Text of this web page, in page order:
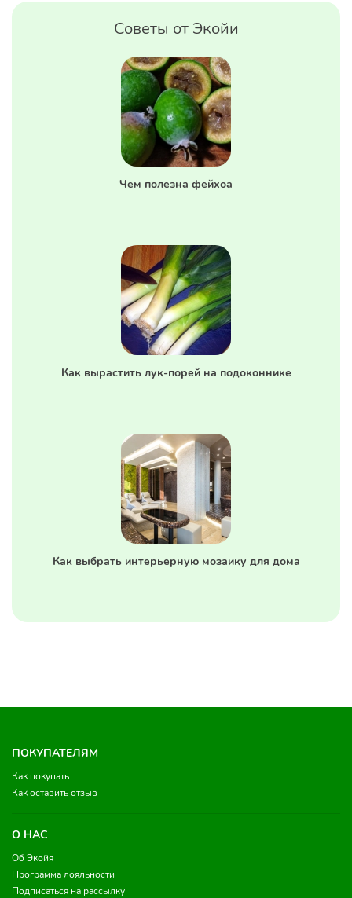
Советы от Экойи
Чем полезна фейхоа
Как вырастить лук-порей на подоконнике
Как выбрать интерьерную мозаику для дома
ПОКУПАТЕЛЯМ
Как покупать
Как оставить отзыв
О НАС
Об Экойя
Программа лояльности
Подписаться на рассылку